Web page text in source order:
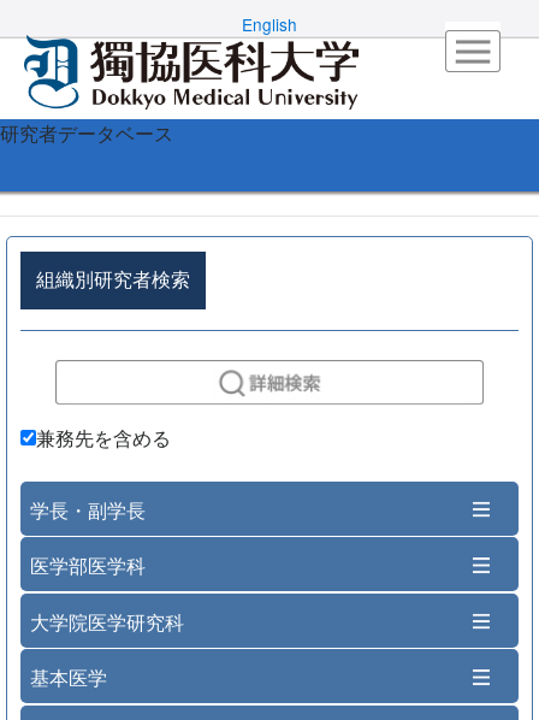
English
研究者データベース
組織別研究者検索
兼務先を含める
学長・副学長
医学部医学科
大学院医学研究科
基本医学